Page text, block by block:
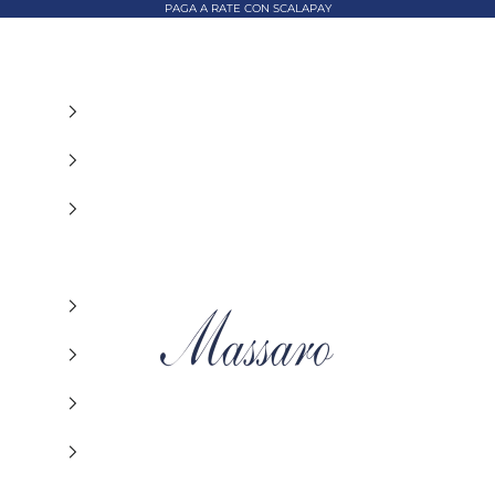
PAGA A RATE CON SCALAPAY
MASSARO ABBIGLIAMENTO